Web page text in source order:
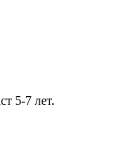
5-7 лет.